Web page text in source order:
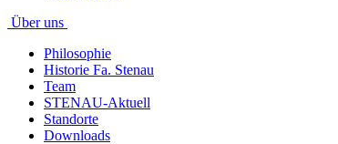
Über uns
Philosophie
Historie Fa. Stenau
Team
STENAU-Aktuell
Standorte
Downloads